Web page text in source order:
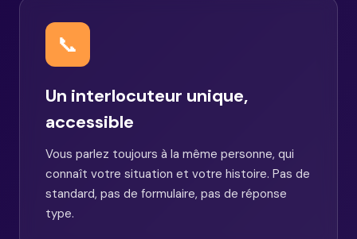
📞
Un interlocuteur unique,
accessible
Vous parlez toujours à la même personne, qui
connaît votre situation et votre histoire. Pas de
standard, pas de formulaire, pas de réponse
type.